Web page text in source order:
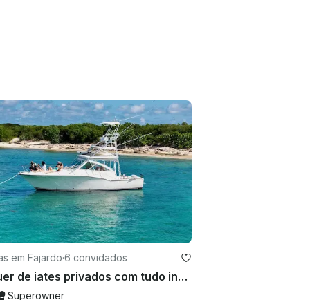
em Fajardo·6 convidados
Aluguer de iates privados com tudo incluído | Icacos, Palomino, Culebra ou Vieques
Superowner